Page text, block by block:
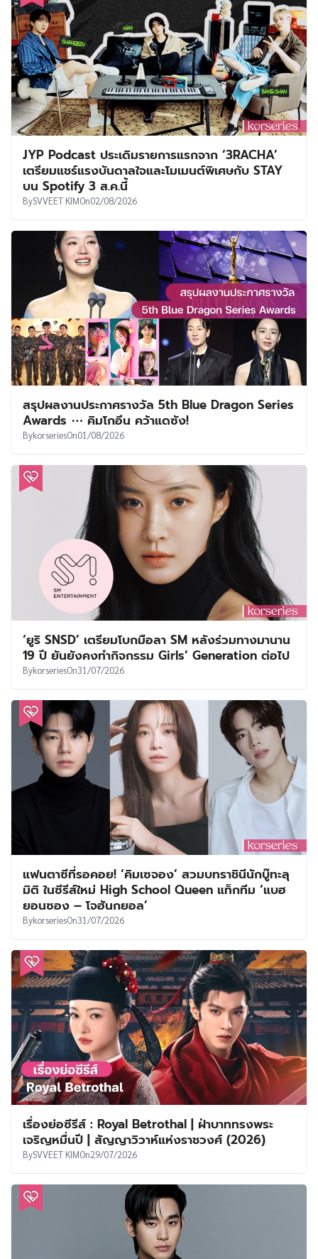
JYP Podcast ประเดิมรายการแรกจาก ‘3RACHA’
เตรียมแชร์แรงบันดาลใจและโมเมนต์พิเศษกับ STAY
บน Spotify 3 ส.ค.นี้
BySVVEET KIMOn02/08/2026
สรุปผลงานประกาศรางวัล 5th Blue Dragon Series
Awards ⋯ คิมโกอึน คว้าแดซัง!
BykorseriesOn01/08/2026
‘ยูริ SNSD’ เตรียมโบกมือลา SM หลังร่วมทางมานาน
19 ปี ยันยังคงทำกิจกรรม Girls’ Generation ต่อไป
BykorseriesOn31/07/2026
แฟนตาซีที่รอคอย! ‘คิมเซจอง’ สวมบทราชินีนักบู๊ทะลุ
มิติ ในซีรีส์ใหม่ High School Queen แท็กทีม ‘แบฮ
ยอนซอง – โจฮันกยอล’
BykorseriesOn31/07/2026
เรื่องย่อซีรีส์ : Royal Betrothal | ฝ่าบาททรงพระ
เจริญหมื่นปี | สัญญาวิวาห์แห่งราชวงศ์ (2026)
BySVVEET KIMOn29/07/2026